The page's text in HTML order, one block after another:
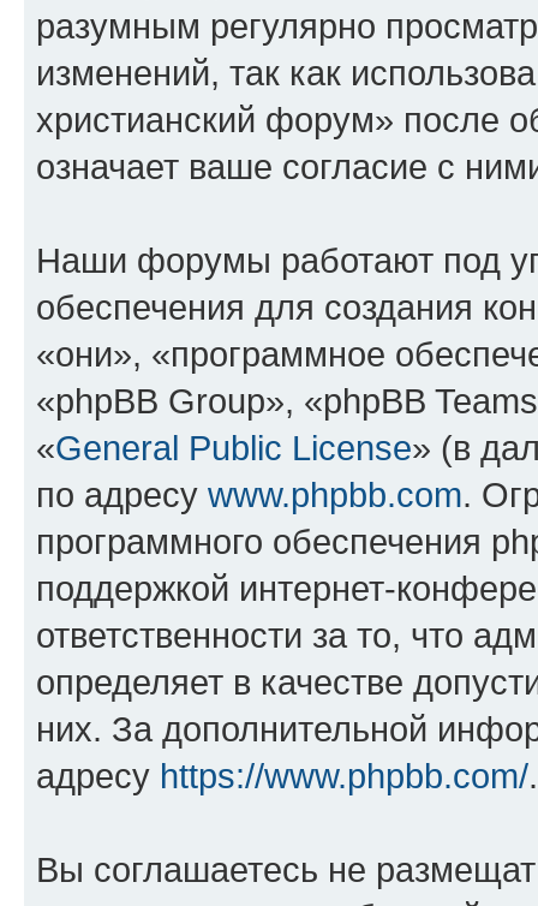
разумным регулярно
изменений, так как
христианский форум» после
означает ваше согласие с
Наши форумы работают под
обеспечения для создания
«они», «программное
«phpBB Group», «phpBB
«General Public License» (в
по адресу www.phpbb.com.
программного обеспечения
поддержкой интернет-
ответственности за то, что
определяет в качестве
них. За дополнительной
адресу https://www.phpbb.com/.
Вы соглашаетесь не